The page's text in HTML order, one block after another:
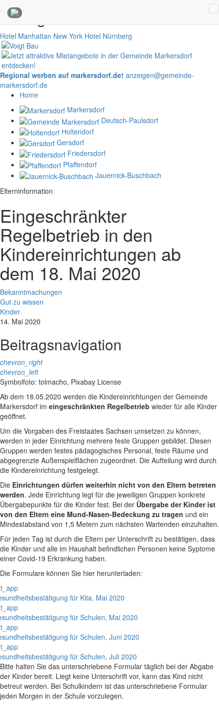
Anzeigen
Hotel Manhattan New York Hotel Nürnberg
Regional werben auf markersdorf.de! anzeigen@gemeinde-
markersdorf.de
Home
Markersdorf
Deutsch-Paulsdorf
Holtendorf
Gersdorf
Friedersdorf
Pfaffendorf
Jauernick-Buschbach
Elterninformation
Eingeschränkter
Regelbetrieb in den
Kindereinrichtungen ab
dem 18. Mai 2020
Bekanntmachungen
Gut zu wissen
Kinder
14. Mai 2020
Beitragsnavigation
chevron_right
chevron_left
Symbolfoto: tolmacho, Pixabay License
Ab dem 18.05.2020 werden die Kindereinrichtungen der Gemeinde
Markersdorf im eingeschränkten Regelbetrieb wieder für alle Kinder
geöffnet.
Um die Vorgaben des Freistaates Sachsen umsetzen zu können,
werden in jeder Einrichtung mehrere feste Gruppen gebildet. Diesen
Gruppen werden festes pädagogisches Personal, feste Räume und
abgegrenzte Außenspielflächen zugeordnet. Die Aufteilung wird durch
die Kindereinrichtung festgelegt.
Die Einrichtungen dürfen weiterhin nicht von den Eltern betreten
werden. Jede Einrichtung legt für die jeweiligen Gruppen konkrete
Übergabepunkte für die Kinder fest. Bei der Übergabe der Kinder ist
von den Eltern eine Mund-Nasen-Bedeckung zu tragen und ein
Mindestabstand von 1,5 Metern zum nächsten Wartenden einzuhalten.
Für jeden Tag ist durch die Eltern per Unterschrift zu bestätigen, dass
die Kinder und alle im Haushalt befindlichen Personen keine Syptome
einer Covid-19 Erkrankung haben.
Die Formulare können Sie hier herunterladen:
für Kita, Mai 2020
für Schulen, Mai 2020
für Schulen, Juni 2020
für Schulen, Juli 2020
Bitte halten Sie das unterschriebene Formular täglich bei der Abgabe
der Kinder bereit. Liegt keine Unterschrift vor, kann das Kind nicht
betreut werden. Bei Schulkindern ist das unterschriebene Formular
jeden Morgen in der Schule vorzulegen.